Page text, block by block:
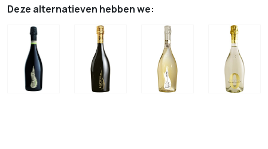
onderzoek naar de productie van zachtere en rijkere distillaten, bracht
mousserende wijnen.
De onderneming heeft verschillende merken onder haar hoede,
waaronder Alexander, Bottega en Cellini. Bottega produceert en
distribueert Italiaanse wijnen, grappa, likeuren en etenswaren naar meer
Deze alternatieven hebben we: